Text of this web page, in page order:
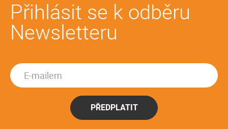
Přihlásit se k odběru
Newsletteru
PŘEDPLATIT